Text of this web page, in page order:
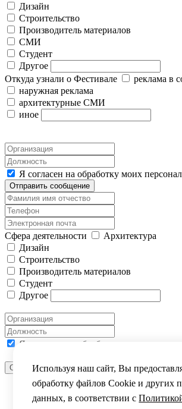
Дизайн
Строительство
Производитель материалов
СМИ
Студент
Другое
Откуда узнали о Фестивале
реклама в
наружная реклама
архитектурные СМИ
иное
Я согласен на обработку моих
Отправить сообщение
Сфера деятельности
Архитектура
Дизайн
Строительство
Производитель материалов
Студент
Другое
Я согласен на обработку моих
Отправить сообщение
ВЫ УСПЕШНО
Используя наш сайт, Вы
обработку файлов Сookie и других
данных, в соответствии с